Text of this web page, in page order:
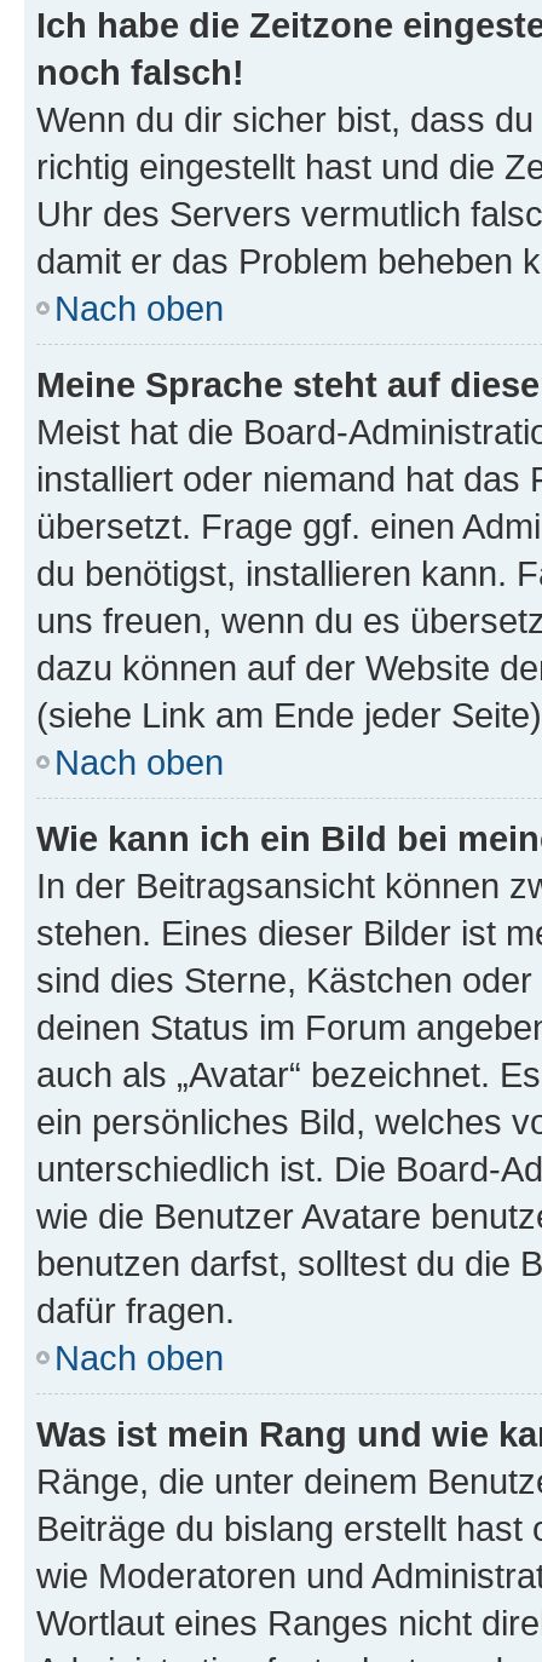
Ich habe die Zeitzone
noch falsch!
Wenn du dir sicher bist, dass
richtig eingestellt hast und die
Uhr des Servers vermutlich
damit er das Problem beheben
Nach oben
Meine Sprache steht auf
Meist hat die Board-
installiert oder niemand hat das
übersetzt. Frage ggf. einen
du benötigst, installieren kann.
uns freuen, wenn du es
dazu können auf der Website
(siehe Link am Ende jeder
Nach oben
Wie kann ich ein Bild bei
In der Beitragsansicht können
stehen. Eines dieser Bilder ist
sind dies Sterne, Kästchen
deinen Status im Forum
auch als „Avatar“ bezeichnet.
ein persönliches Bild, welches
unterschiedlich ist. Die Board-
wie die Benutzer Avatare
benutzen darfst, solltest du die
dafür fragen.
Nach oben
Was ist mein Rang und wie
Ränge, die unter deinem
Beiträge du bislang erstellt
wie Moderatoren und
Wortlaut eines Ranges nicht